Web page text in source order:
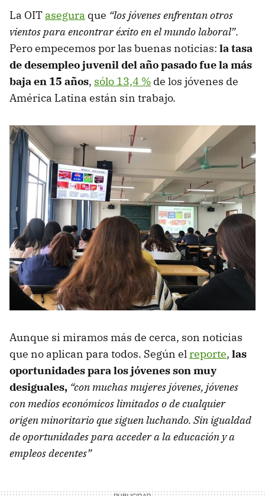
La OIT asegura que “los jóvenes enfrentan otros
vientos para encontrar éxito en el mundo laboral”.
Pero empecemos por las buenas noticias: la tasa
de desempleo juvenil del año pasado fue la más
baja en 15 años, sólo 13,4 % de los jóvenes de
América Latina están sin trabajo.
Aunque si miramos más de cerca, son noticias
que no aplican para todos. Según el reporte, las
oportunidades para los jóvenes son muy
desiguales, “con muchas mujeres jóvenes, jóvenes
con medios económicos limitados o de cualquier
origen minoritario que siguen luchando. Sin igualdad
de oportunidades para acceder a la educación y a
empleos decentes”